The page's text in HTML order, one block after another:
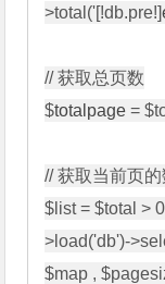
>total('[!db.pre!]
// 获取总页数
$totalpage =
// 获取当前页
$list = $total >
>load('db')-
$map ,